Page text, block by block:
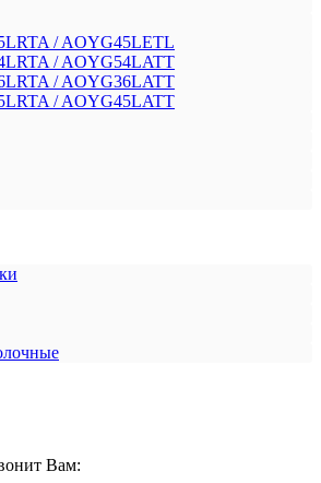
/ AOYG45LETL
/ AOYG54LATT
/ AOYG36LATT
/ AOYG45LATT
Вам: